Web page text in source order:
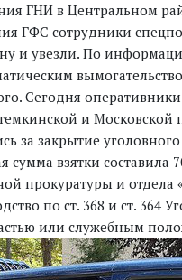
ГНИ в Центральном
ГФС сотрудники
и увезли. По
Сегодня
и
за закрытие
взятки составила
прокуратуры и отдела
по ст. 368 и ст. 364
или служебным